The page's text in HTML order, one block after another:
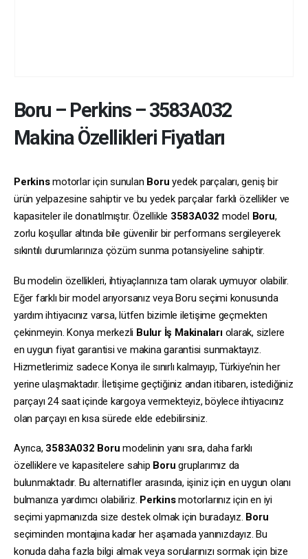
Boru – Perkins–3583A032
Makina Özellikleri Fiyatları
Perkinsmotorlar için sunulan Boru yedek parçaları, geniş bir
ürün yelpazesine sahiptir ve bu yedek parçalar farklı özellikler ve
kapasiteler ile donatılmıştır. Özellikle 3583A032 model Boru,
zorlu koşullar altında bile güvenilir bir performans sergileyerek
sıkıntılı durumlarınıza çözüm sunma potansiyeline sahiptir.
Bu modelin özellikleri, ihtiyaçlarınıza tam olarak uymuyor olabilir.
Eğer farklı bir model arıyorsanız veya Boru seçimi konusunda
yardım ihtiyacınız varsa, lütfen bizimle iletişime geçmekten
çekinmeyin. Konya merkezli Bulur İş Makinalarıolarak, sizlere
en uygun fiyat garantisi ve makina garantisi sunmaktayız.
Hizmetlerimiz sadece Konya ile sınırlı kalmayıp, Türkiye’nin her
yerine ulaşmaktadır. İletişime geçtiğiniz andan itibaren, istediğiniz
parçayı 24 saat içinde kargoya vermekteyiz, böylece ihtiyacınız
olan parçayı en kısa sürede elde edebilirsiniz.
Ayrıca, 3583A032 Boru modelinin yanı sıra, daha farklı
özelliklere ve kapasitelere sahip Boru gruplarımız da
bulunmaktadır. Bu alternatifler arasında, işiniz için en uygun olanı
bulmanıza yardımcı olabiliriz. Perkinsmotorlarınız için en iyi
seçimi yapmanızda size destek olmak için buradayız. Boru
seçiminden montajına kadar her aşamada yanınızdayız. Bu
konuda daha fazla bilgi almak veya sorularınızı sormak için bize